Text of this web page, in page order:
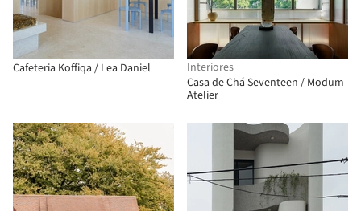
Cafeteria Koffiqa / Lea Daniel
Interiores
Casa de Chá Seventeen / Modum
Atelier